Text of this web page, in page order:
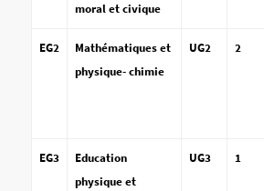
moral et civique
EG2
Mathématiques et
physique- chimie
UG2 2
EG3
Education
physique et
UG3 1